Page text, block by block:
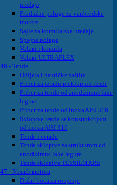
uređaje
Produžne poluge za vanbrodske
motore
Sajle za kormilarske uređaje
Spojne poluge
Volani i kormila
Volani ULTRAFLEX
46 - Tende
Odijela i nautičke zaštite
Pribor za izradu preklopnih tendi
Pribor za tende od anodizirane lake
legure
Pribor za tende od inoxa AISI 316
Sklopive tende sa konstrukcijom
od inoxa AISI 316
Tende i cerade
Tende sklopive sa strukturom od
anodizirane lake legure
Tende sklopive TESSILMARE
47 - Nosači motora
Držač boca za ronjenje